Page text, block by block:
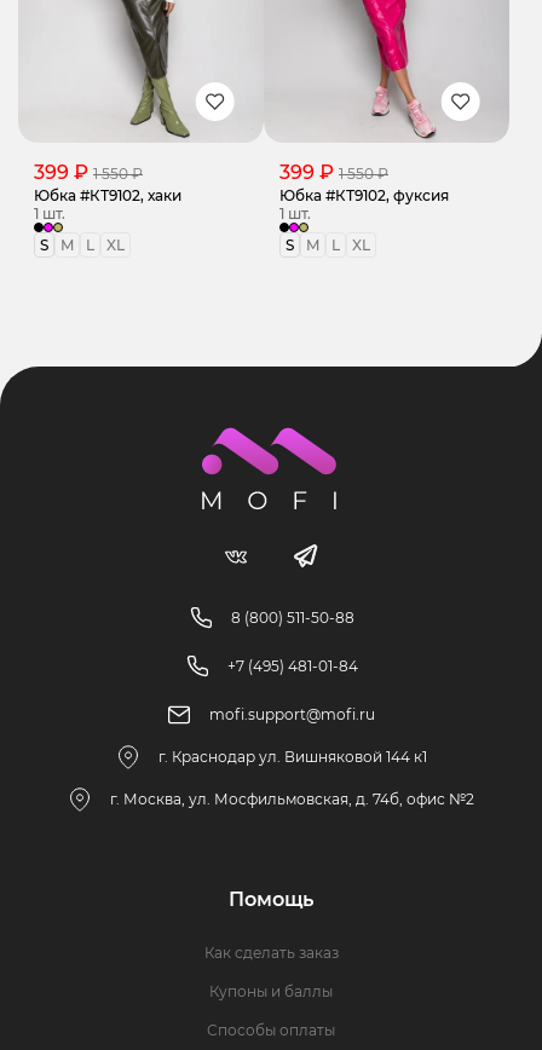
399 ₽ 1 550 ₽
Юбка #КТ9102, хаки
1 шт.
S
M L XL
399 ₽ 1 550 ₽
Юбка #КТ9102, фуксия
1 шт.
S
M L XL
8 (800) 511-50-88
+7 (495) 481-01-84
mofi.support@mofi.ru
г. Краснодар ул. Вишняковой 144 к1
г. Москва, ул. Мосфильмовская, д. 74б, офис №2
Помощь
Как сделать заказ
Купоны и баллы
Способы оплаты